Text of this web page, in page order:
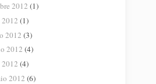
2012 (1)
(1)
2012 (3)
2012 (4)
2012 (4)
2012 (6)